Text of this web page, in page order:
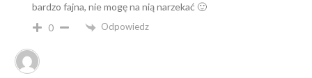
bardzo fajna, nie mogę na nią narzekać 🙂
0 Odpowiedz